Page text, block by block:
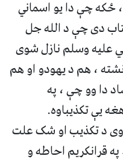
چې دا یو اسماني
دی چې د الله جل
علیه وسلم نازل شوی
، هم د یهودو او هم
دا وو چې ، په
یې تکذیباوه.
د تکذیب او شک علت
قرانکریم احاطه و